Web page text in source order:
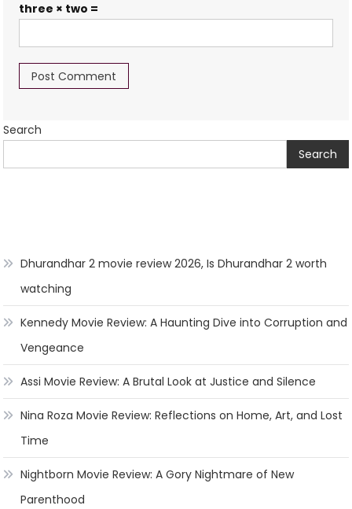
three × two =
Search
Search
Dhurandhar 2 movie review 2026, Is Dhurandhar 2 worth
watching
Kennedy Movie Review: A Haunting Dive into Corruption and
Vengeance
Assi Movie Review: A Brutal Look at Justice and Silence
Nina Roza Movie Review: Reflections on Home, Art, and Lost
Time
Nightborn Movie Review: A Gory Nightmare of New
Parenthood